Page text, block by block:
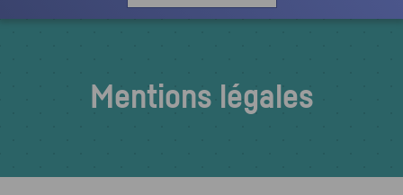
Mentions légales